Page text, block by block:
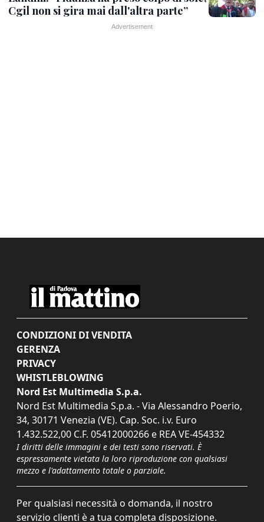
Cgil non si gira mai dall'altra parte”
CONDIZIONI DI VENDITA
GERENZA
PRIVACY
WHISTLEBLOWING
Nord Est Multimedia S.p.a.
Nord Est Multimedia S.p.a. - Via Alessandro Poerio,
34, 30171 Venezia (VE). Cap. Soc. i.v. Euro
1.432.522,00 C.F. 05412000266 e REA VE-454332
I diritti delle immagini e dei testi sono riservati. È
espressamente vietata la loro riproduzione con qualsiasi
mezzo e l'adattamento totale o parziale.
Per qualsiasi necessità o domanda, il nostro
servizio clienti è a tua completa disposizione.